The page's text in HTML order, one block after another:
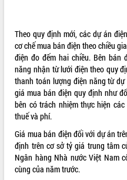
HỆ THỐNG VĂN BẢN
VĂN BẢN HĐND TỈNH
ĐIỂM TIN VĂN BẢN
QUY HOẠCH - KẾ HOẠCH
Theo quy định mới, các dự án
cơ chế mua bán điện theo chiều
điện đo đếm hai chiều. Bên bán
năng nhận từ lưới điện theo quy
thanh toán lượng điện năng từ
giá mua bán điện quy định như
bên có trách nhiệm thực hiện
thuế và phí.
Giá mua bán điện đối với dự án
định trên cơ sở tỷ giá trung tâm
Ngân hàng Nhà nước Việt Nam
cùng của năm trước.